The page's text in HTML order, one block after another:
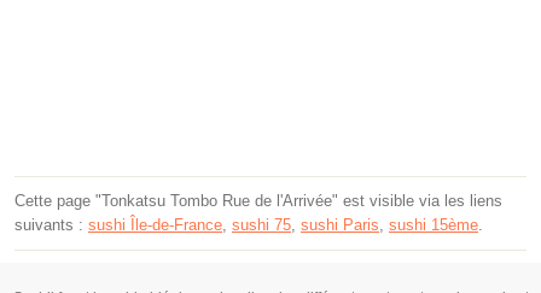
Cette page "Tonkatsu Tombo Rue de l'Arrivée" est visible via les liens
suivants : sushi Île-de-France, sushi 75, sushi Paris, sushi 15ème.